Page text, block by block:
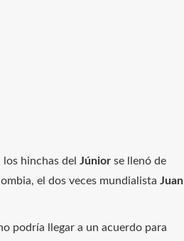
hinchas del Júnior se llenó de
el dos veces mundialista Juan
podría llegar a un acuerdo para